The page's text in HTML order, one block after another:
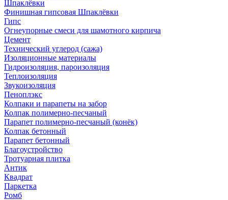
Шпаклёвки
Финишная гипсовая Шпаклёвки
Гипс
Огнеупорные смеси для шамотного кирпича
Цемент
Технический углерод (сажа)
Изоляционные материалы
Гидроизоляция, пароизоляция
Теплоизоляция
Звукоизоляция
Пеноплэкс
Колпаки и парапеты на забор
Колпак полимерно-песчаный
Парапет полимерно-песчаный (конёк)
Колпак бетонный
Парапет бетонный
Благоустройство
Тротуарная плитка
Антик
Квадрат
Паркетка
Ромб